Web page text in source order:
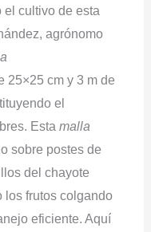
cultivo de esta
agrónomo
25×25 cm y 3 m de
el
Esta malla
sobre postes de
del chayote
los frutos colgando
eficiente. Aquí